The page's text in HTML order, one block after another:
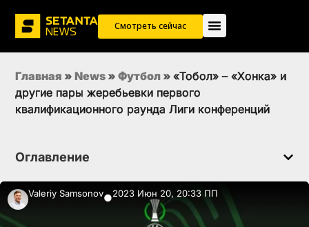
Смотреть сейчас
Главная » News » Футбол » «Тобол» – «Хонка» и
другие пары жеребьевки первого
квалификационного раунда Лиги конференций
Оглавление
Valeriy Samsonov●2023 Июн 20, 20:33 ПП